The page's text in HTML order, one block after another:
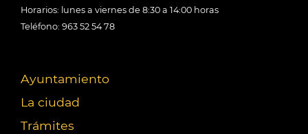
Horarios: lunes a viernes de 8:30 a 14:00 horas
Teléfono: 963 52 54 78
Ayuntamiento
La ciudad
Trámites